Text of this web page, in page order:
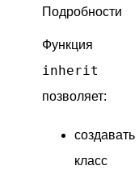
Подробности
Функция
inherit
позволяет:
создавать
класс